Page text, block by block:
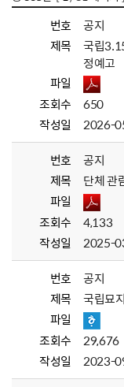
번호
공지
제목
국립
정예고
파일
조회수
650
작성일
2026-
번호
공지
제목
단체 관
파일
조회수
4,133
작성일
2025-
번호
공지
제목
국립묘
파일
조회수
29,676
작성일
2023-